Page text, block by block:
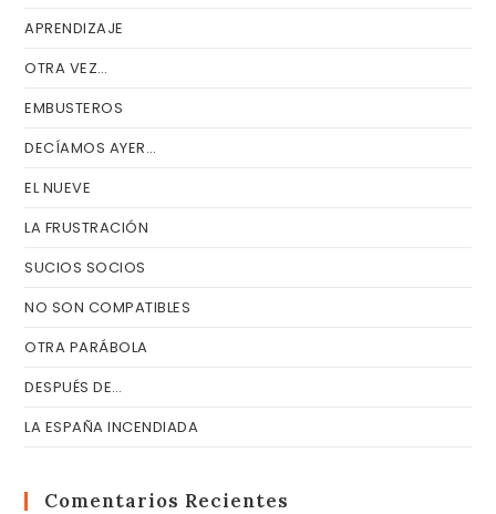
APRENDIZAJE
OTRA VEZ…
EMBUSTEROS
DECÍAMOS AYER…
EL NUEVE
LA FRUSTRACIÓN
SUCIOS SOCIOS
NO SON COMPATIBLES
OTRA PARÁBOLA
DESPUÉS DE…
LA ESPAÑA INCENDIADA
Comentarios Recientes